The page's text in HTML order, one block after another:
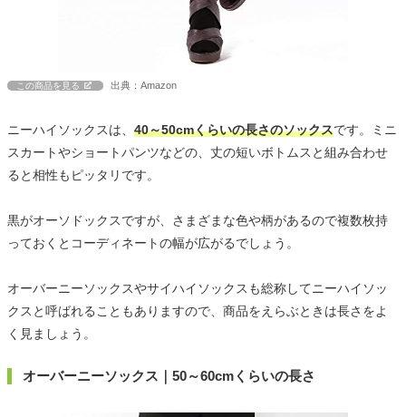
この商品を見る 出典：Amazon
ニーハイソックスは、 40～50cmくらいの長さのソックスです。ミニ
スカートやショートパンツなどの、丈の短いボトムスと組み合わせ
ると相性もピッタリです。
黒がオーソドックスですが、さまざまな色や柄があるので複数枚持
っておくとコーディネートの幅が広がるでしょう。
オーバーニーソックスやサイハイソックスも総称してニーハイソッ
クスと呼ばれることもありますので、商品をえらぶときは長さをよ
く見ましょう。
オーバーニーソックス｜50～60cmくらいの長さ